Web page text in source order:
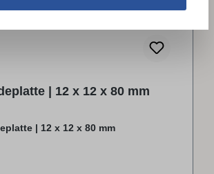
| 12 x 12 x 80 mm
| 12 x 12 x 80 mm